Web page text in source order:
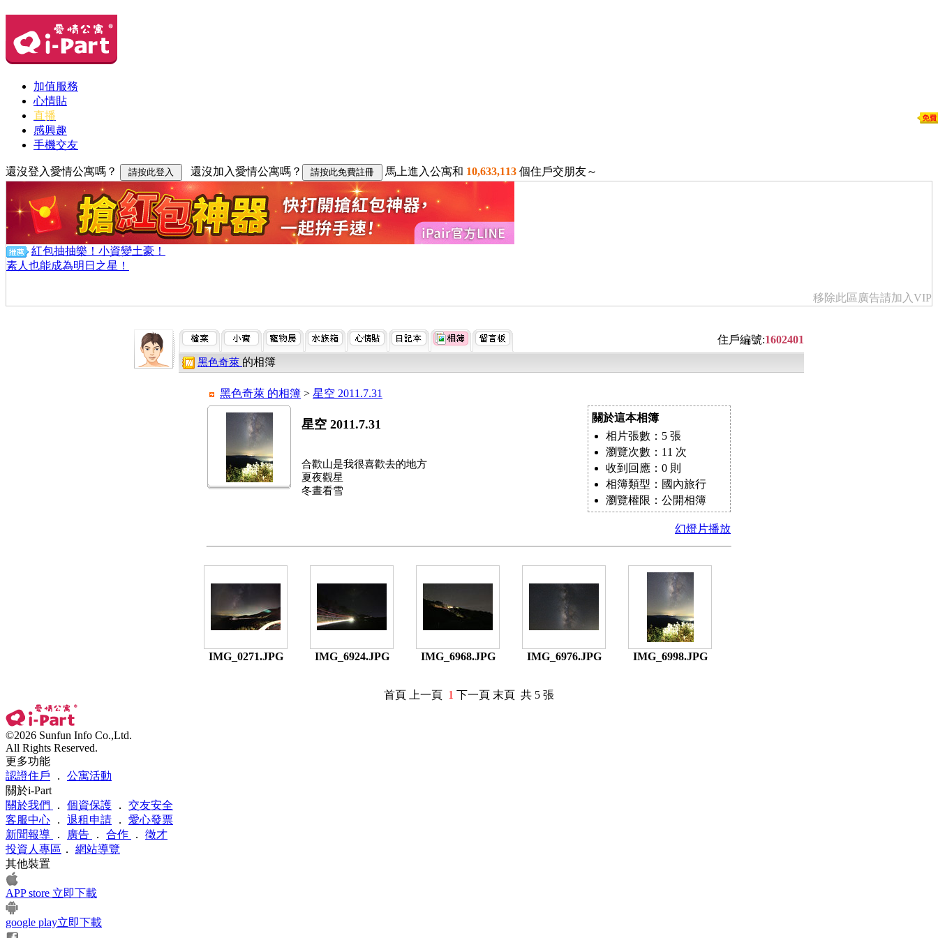
加值服務
心情貼
直播
感興趣
手機交友
還沒登入愛情公寓嗎？ 還沒加入愛情公寓嗎？ 馬上進入公寓和 10,633,113 個住戶交朋友～
紅包抽抽樂！小資變土豪！
素人也能成為明日之星！
移除此區廣告請加入VIP
住戶編號:1602401
黑色奇萊 的相簿
黑色奇萊 的相簿 > 星空 2011.7.31
星空 2011.7.31
合歡山是我很喜歡去的地方
夏夜觀星
冬晝看雪
關於這本相簿
相片張數：5 張
瀏覽次數：11 次
收到回應：0 則
相簿類型：國內旅行
瀏覽權限：公開相簿
幻燈片播放
IMG_0271.JPG IMG_6924.JPG IMG_6968.JPG IMG_6976.JPG IMG_6998.JPG
首頁 上一頁 1 下一頁 末頁 共 5 張
©2026 Sunfun Info Co.,Ltd.
All Rights Reserved.
更多功能
認證住戶 ． 公寓活動
關於i-Part
關於我們
． 個資保護 ． 交友安全
客服中心 ． 退租申請 ． 愛心發票
新聞報導
． 廣告 ． 合作 ． 徵才
投資人專區 ． 網站導覽
其他裝置
APP store 立即下載
google play立即下載